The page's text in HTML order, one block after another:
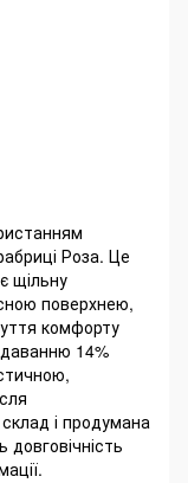
Роза. Це
щільну
поверхнею,
комфорту
14%
і продумана